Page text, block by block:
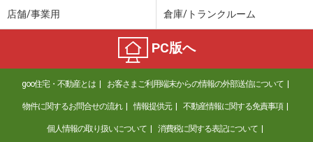
店舗/事業用 倉庫/トランクルーム
PC版へ
goo住宅・不動産とは お客さまご利用端末からの情報の外部送信について
物件に関するお問合せの流れ 情報提供元 不動産情報に関する免責事項
個人情報の取り扱いについて 消費税に関する表記について